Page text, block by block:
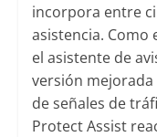
incorpora entre
asistencia.
el asistente de
versión
de señales de
Protect Assist